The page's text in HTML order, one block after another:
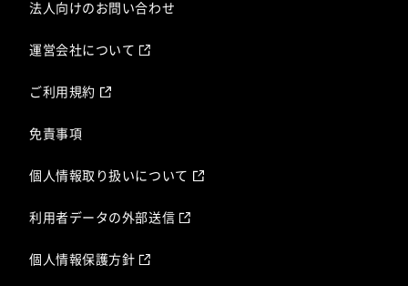
法人向けのお問い合わせ
運営会社について
ご利用規約
免責事項
個人情報取り扱いについて
利用者データの外部送信
個人情報保護方針